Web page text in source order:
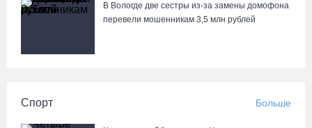
В Вологде две сестры из-за замены домофона
перевели мошенникам 3,5 млн рублей
Спорт Больше